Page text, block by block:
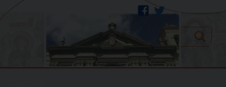
twitter
facebook
Search